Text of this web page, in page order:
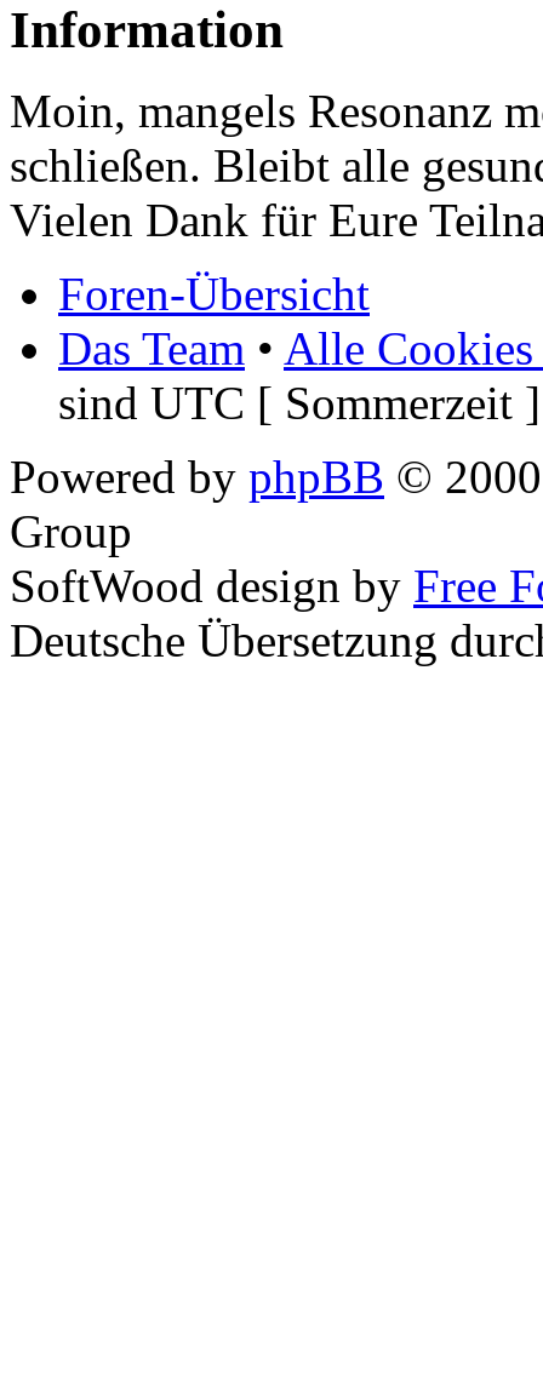
Information
Moin, mangels Resonanz
schließen. Bleibt alle
Vielen Dank für Eure
Foren-Übersicht
Das Team • Alle Cookies
sind UTC [ Sommerzeit ]
Powered by phpBB ©
Group
SoftWood design by Free
Deutsche Übersetzung